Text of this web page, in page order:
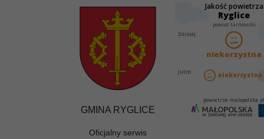
GMINA RYGLICE
Oficjalny serwis